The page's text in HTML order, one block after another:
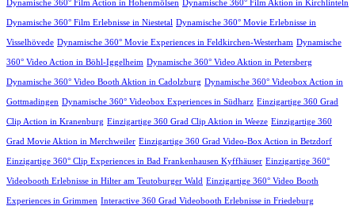
Dynamische 360° Film Action in Hohenmölsen Dynamische 360° Film Aktion in Kirchlinteln
Dynamische 360° Film Erlebnisse in Niestetal Dynamische 360° Movie Erlebnisse in
Visselhövede Dynamische 360° Movie Experiences in Feldkirchen-Westerham Dynamische
360° Video Action in Böhl-Iggelheim Dynamische 360° Video Aktion in Petersberg
Dynamische 360° Video Booth Aktion in Cadolzburg Dynamische 360° Videobox Action in
Gottmadingen Dynamische 360° Videobox Experiences in Südharz Einzigartige 360 Grad
Clip Action in Kranenburg Einzigartige 360 Grad Clip Aktion in Weeze Einzigartige 360
Grad Movie Aktion in Merchweiler Einzigartige 360 Grad Video-Box Action in Betzdorf
Einzigartige 360° Clip Experiences in Bad Frankenhausen Kyffhäuser Einzigartige 360°
Videobooth Erlebnisse in Hilter am Teutoburger Wald Einzigartige 360° Video Booth
Experiences in Grimmen Interactive 360 Grad Videobooth Erlebnisse in Friedeburg